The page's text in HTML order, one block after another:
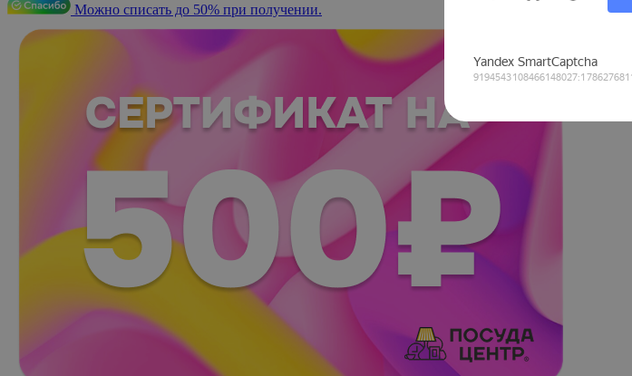
Можно списать до 50% при получении.